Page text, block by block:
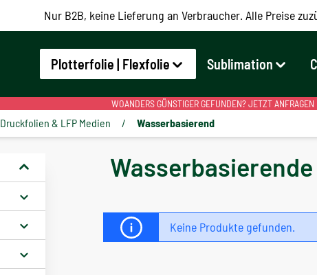
Nur B2B, keine Lieferung an Verbraucher. Alle Preise
Plotterfolie | Flexfolie Sublimation
WOANDERS GÜNSTIGER GEFUNDEN? JETZT
Druckfolien & LFP Medien / Wasserbasierend
Keine Produkte gefunden.